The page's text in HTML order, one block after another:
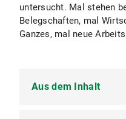
untersucht. Mal stehen
Belegschaften, mal
Ganzes, mal neue
Aus dem Inhalt